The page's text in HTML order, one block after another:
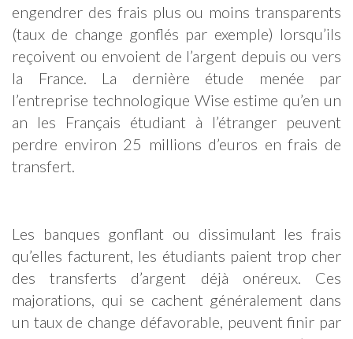
engendrer des frais plus ou moins transparents
(taux de change gonflés par exemple) lorsqu’ils
reçoivent ou envoient de l’argent depuis ou vers
la France. La dernière étude menée par
l’entreprise technologique Wise estime qu’en un
an les Français étudiant à l’étranger peuvent
perdre environ 25 millions d’euros en frais de
transfert.
Les banques gonflant ou dissimulant les frais
qu’elles facturent, les étudiants paient trop cher
des transferts d’argent déjà onéreux. Ces
majorations, qui se cachent généralement dans
un taux de change défavorable, peuvent finir par